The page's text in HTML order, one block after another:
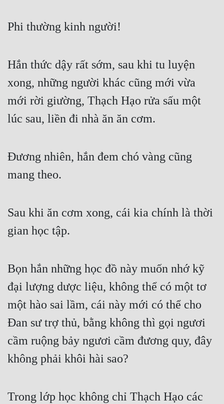
Phi thường kinh người!
Hắn thức dậy rất sớm, sau khi tu luyện
xong, những người khác cũng mới vừa
mới rời giường, Thạch Hạo rửa sấu một
lúc sau, liền đi nhà ăn ăn cơm.
Đương nhiên, hắn đem chó vàng cũng
mang theo.
Sau khi ăn cơm xong, cái kia chính là thời
gian học tập.
Bọn hắn những học đồ này muốn nhớ kỹ
đại lượng dược liệu, không thể có một tơ
một hào sai lầm, cái này mới có thể cho
Đan sư trợ thủ, bằng không thì gọi ngươi
cầm ruộng bảy ngươi cầm đương quy, đây
không phải khôi hài sao?
Trong lớp học không chỉ Thạch Hạo các